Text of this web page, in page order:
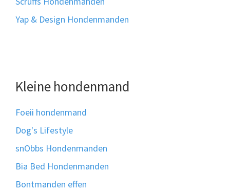
Yap & Design Hondenmanden
Kleine hondenmand
Foeii hondenmand
Dog's Lifestyle
snObbs Hondenmanden
Bia Bed Hondenmanden
Bontmanden effen